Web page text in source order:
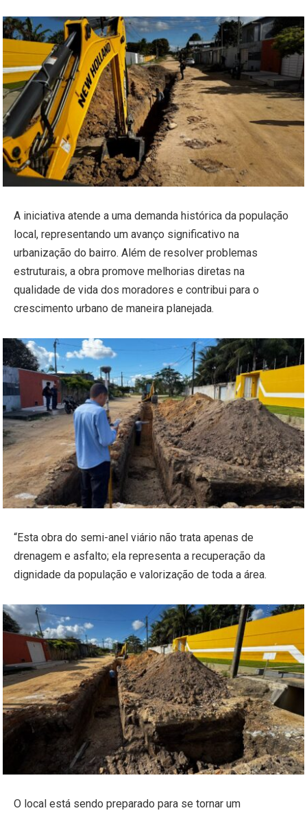
A iniciativa atende a uma demanda histórica da população
local, representando um avanço significativo na
urbanização do bairro. Além de resolver problemas
estruturais, a obra promove melhorias diretas na
qualidade de vida dos moradores e contribui para o
crescimento urbano de maneira planejada.
“Esta obra do semi-anel viário não trata apenas de
drenagem e asfalto; ela representa a recuperação da
dignidade da população e valorização de toda a área.
O local está sendo preparado para se tornar um